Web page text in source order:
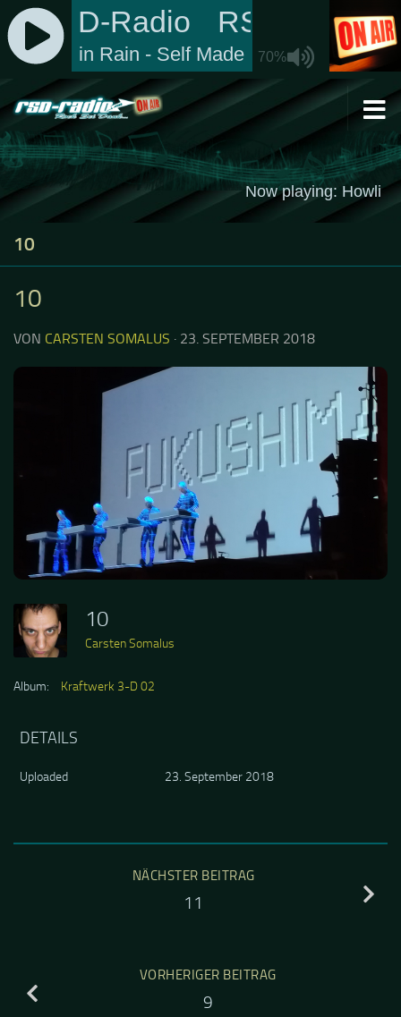
Zum Inhalt springen
10
10
VON CARSTEN SOMALUS · 23. SEPTEMBER 2018
10
Carsten Somalus
Album: Kraftwerk 3-D 02
DETAILS
Uploaded 23. September 2018
NÄCHSTER BEITRAG
11
VORHERIGER BEITRAG
9